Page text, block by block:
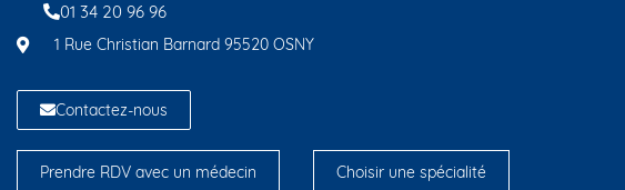
01 34 20 96 96
1 Rue Christian Barnard 95520 OSNY
Contactez-nous
Prendre RDV avec un médecin Choisir une spécialité